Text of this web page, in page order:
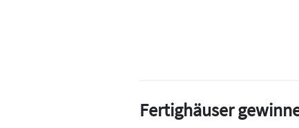
Fertighäuser